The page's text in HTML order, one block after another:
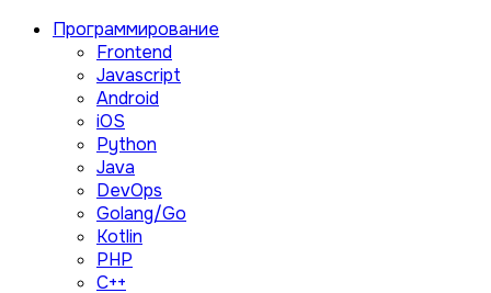
Программирование
Frontend
Javascript
Android
iOS
Python
Java
DevOps
Golang/Go
Kotlin
PHP
C++